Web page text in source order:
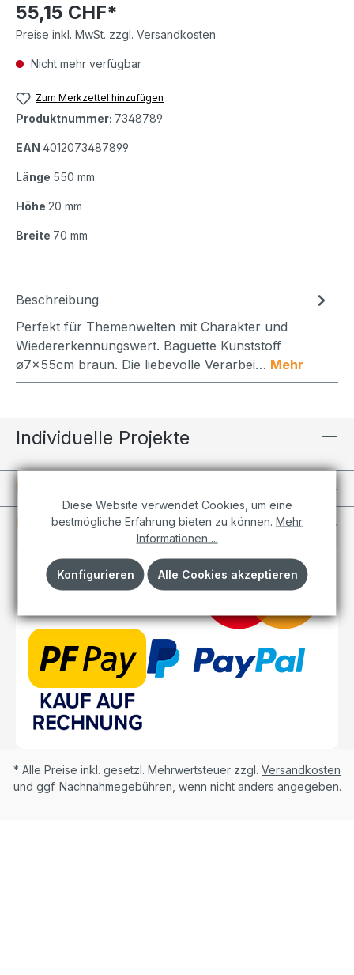
55,15 CHF*
Preise inkl. MwSt. zzgl. Versandkosten
Nicht mehr verfügbar
Zum Merkzettel hinzufügen
Produktnummer: 7348789
EAN 4012073487899
Länge 550 mm
Höhe 20 mm
Breite 70 mm
Beschreibung
Perfekt für Themenwelten mit Charakter und
Wiedererkennungswert. Baguette Kunststoff
ø7x55cm braun. Die liebevolle Verarbei… Mehr
Individuelle Projekte
Informationen
Kundenkonto
* Alle Preise inkl. gesetzl. Mehrwertsteuer zzgl. Versandkosten
und ggf. Nachnahmegebühren, wenn nicht anders angegeben.
Diese Website verwendet Cookies, um eine
bestmögliche Erfahrung bieten zu können. Mehr
Informationen ...
Konfigurieren Alle Cookies akzeptieren